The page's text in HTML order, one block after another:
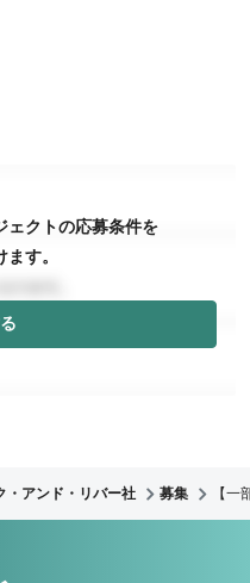
ェクトの応募条件を
す。
・アンド・リバー社 募集 【